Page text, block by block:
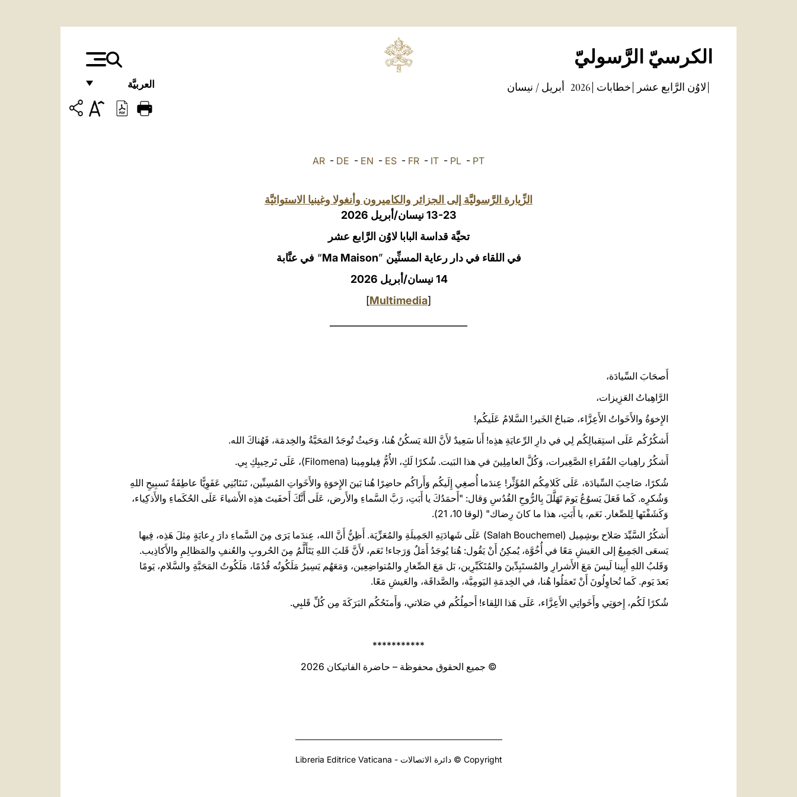
الكرسيّ الرَّسوليّ
العربيَّة
FRANÇAIS
لاوُن الرَّابع عشر خطابات 2026 أبريل / نيسان
AR - DE - EN - ES - FR - IT - PL - PT
الزِّيارة الرَّسوليَّة إلى الجزائر والكاميرون وأنغولا وغينيا الاستوائيَّة
13-23 نيسان/أبريل 2026
تحيَّة قداسة البابا لاوُن الرَّابع عشر
في اللقاء في دار رعاية المسنِّين ”
Ma Maison
“ في عنَّابة
14 نيسان/أبريل 2026
[
Multimedia
]
أَصحَابَ السِّيادَة،
الرَّاهِباتُ العَزِيزات،
الإِخوَةُ والأَخَواتُ الأَعِزَّاء، صَباحُ الخَير! السَّلامُ عَلَيكُم!
أَشكُرُكُم عَلَى استِقبالِكُم لِي في دارِ الرِّعايَةِ هذِه! أَنا سَعِيدٌ لأَنَّ اللهَ يَسكُنُ هُنا، وَحَيثُ تُوجَدُ المَحَبَّةُ والخِدمَة، فَهُناكَ الله.
أَشكُرُ راهِباتِ الفُقَراءِ الصَّغِيرات، وَكُلَّ العامِلِينَ في هذا البَيت. شُكرًا لَكِ، الأُمُّ فِيلومِينا (Filomena)، عَلَى تَرحِيبِكِ بِي.
شُكرًا، صَاحِبَ السِّيادَة، عَلَى كَلامِكُم المُؤَثِّر! عِندَما أُصغِي إِلَيكُم وَأَراكُم حاضِرًا هُنا بَينَ الإِخوَةِ والأَخَواتِ المُسِنِّين، تَنتَابُنِي عَفَوِيًّا عاطِفَةُ تَسبِيحِ اللهِ
وَشُكرِه. كَما فَعَلَ يَسوُعُ يَومَ تَهَلَّلَ بِالرُّوحِ القُدُسِ وَقال: "أَحمَدُكَ يا أَبَتِ، رَبَّ السَّماءِ والأَرض، عَلَى أَنَّكَ أَخفَيتَ هذِه الأَشياءَ عَلَى الحُكَماءِ والأَذكِياء،
وَكَشَفْتَها لِلصِّغار. نَعَم، يا أَبَتِ، هذا ما كانَ رِضاك" (لوقا 10، 21).
أَشكُرُ السَّيِّدَ صَلاح بوشِمِيل (Salah Bouchemel) عَلَى شَهادَتِهِ الجَمِيلَةِ والمُعَزِّيَة. أَظِنُّ أَنَّ الله، عِندَما يَرَى مِنَ السَّماءِ دارَ رِعايَةٍ مِثلَ هَذِه، فِيها
يَسعَى الجَمِيعُ إلى العَيشِ مَعًا في أُخُوَّة، يُمكِنُ أَنْ يَقُول: هُنا يُوجَدُ أَمَلٌ وَرَجاء! نَعَم، لأَنَّ قَلبَ اللهِ يَتَأَلَّمُ مِنَ الحُروبِ والعُنفِ والمَظالِمِ والأَكاذِيب.
وَقَلبُ اللهِ أَبِينا لَيسَ مَعَ الأَشرارِ والمُستَبِدِّينَ والمُتَكَبِّرِين، بَل مَعَ الصِّغارِ والمُتواضِعِين، وَمَعَهُم يَسِيرُ مَلَكُوتُه قُدُمًا، مَلَكُوتُ المَحَبَّةِ والسَّلام، يَومًا
بَعدَ يَوم. كَما تُحاوِلُونَ أَنْ تَعمَلُوا هُنا، في الخِدمَةِ اليَومِيَّة، والصَّداقَة، والعَيشِ مَعًا.
شُكرًا لَكُم، إِخوَتِي وأَخَواتِي الأَعِزَّاء، عَلَى هَذا اللِقاء! أَحمِلُكُم في صَلاتي، وَأَمنَحُكُم البَرَكَةَ مِن كُلِّ قَلبِي.
***********
© جميع الحقوق محفوظة – حاضرة الفاتيكان 2026
Copyright © دائرة الاتصالات - Libreria Editrice Vaticana